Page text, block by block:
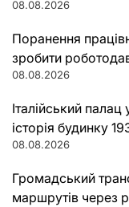
08.08.2026
Поранення
зробити
08.08.2026
Італійський
історія будинку
08.08.2026
Громадський
маршрутів через